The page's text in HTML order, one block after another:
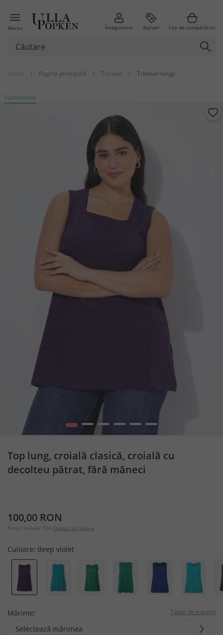
Meniu Înregistrare Acțiuni Coș de cumpărături
| Pagina principală | Tricouri | Tricouri lungi
Sustainable
1 2 3 4 5 6
Top lung, croială clasică, croială cu
decolteu pătrat, fără mâneci
100,00 RON
Prețul include TVA Costuri de livrare
Culoare: deep violet
Mărime: Tabel de mărimi
Selectează mărimea